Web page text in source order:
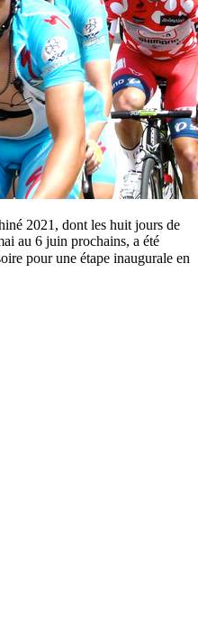
2021, dont les huit jours de
au 6 juin prochains, a été
pour une étape inaugurale en